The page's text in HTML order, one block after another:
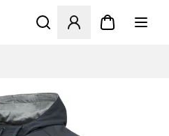
Opent een venster om in